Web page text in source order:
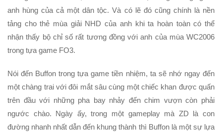
anh hùng của cả một dân tộc. Và có lẽ đó cũng chính là nền
tảng cho thẻ mùa giải NHD của anh khi ta hoàn toàn có thể
nhận thấy bộ chỉ số rất tương đồng với anh của mùa WC2006
trong tựa game FO3.
Nói đến Buffon trong tựa game tiền nhiệm, ta sẽ nhớ ngay đến
một chàng trai với đôi mắt sâu cùng một chiếc khan được quấn
trên đầu với những pha bay nhảy đến chim vượn còn phải
ngước chào. Ngày ấy, trong một gameplay mà ZD là con
đường nhanh nhất dẫn đến khung thành thì Buffon là một sự lựa